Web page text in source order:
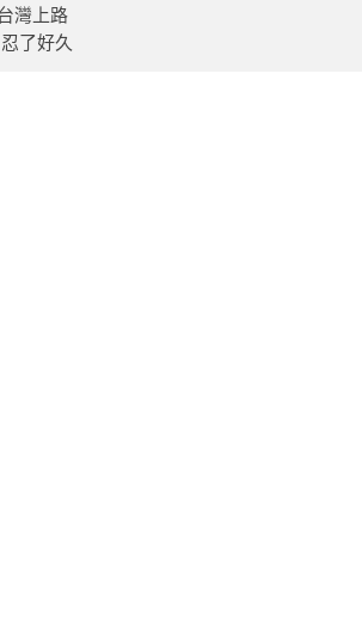
灣上路
了好久